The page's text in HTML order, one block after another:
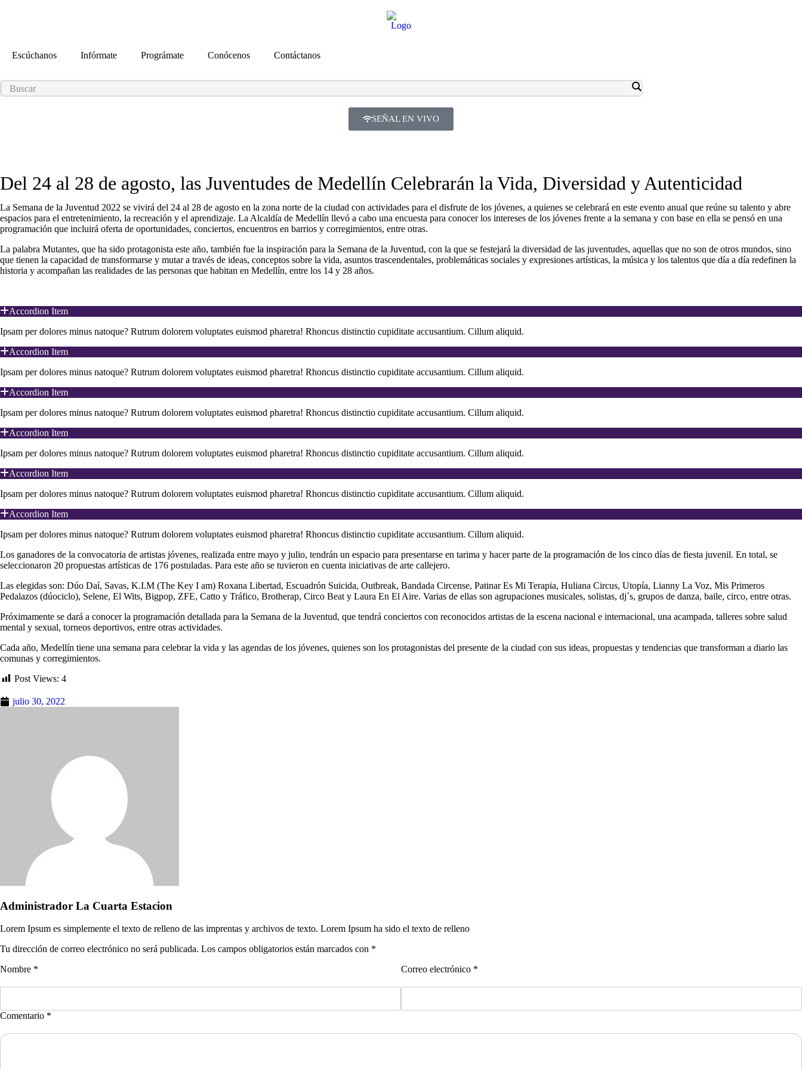
Escúchanos Infórmate Prográmate Conócenos Contáctanos
SEÑAL EN VIVO
Del 24 al 28 de agosto, las Juventudes de Medellín Celebrarán la Vida, Diversidad y Autenticidad
La Semana de la Juventud 2022 se vivirá del 24 al 28 de agosto en la zona norte de la ciudad con actividades para el disfrute de los jóvenes, a quienes se celebrará en este evento anual que reúne su talento y abre
espacios para el entretenimiento, la recreación y el aprendizaje. La Alcaldía de Medellín llevó a cabo una encuesta para conocer los intereses de los jóvenes frente a la semana y con base en ella se pensó en una
programación que incluirá oferta de oportunidades, conciertos, encuentros en barrios y corregimientos, entre otras.
La palabra Mutantes, que ha sido protagonista este año, también fue la inspiración para la Semana de la Juventud, con la que se festejará la diversidad de las juventudes, aquellas que no son de otros mundos, sino
que tienen la capacidad de transformarse y mutar a través de ideas, conceptos sobre la vida, asuntos trascendentales, problemáticas sociales y expresiones artísticas, la música y los talentos que día a día redefinen la
historia y acompañan las realidades de las personas que habitan en Medellín, entre los 14 y 28 años.
Accordion Item
Ipsam per dolores minus natoque? Rutrum dolorem voluptates euismod pharetra! Rhoncus distinctio cupiditate accusantium. Cillum aliquid.
Accordion Item
Ipsam per dolores minus natoque? Rutrum dolorem voluptates euismod pharetra! Rhoncus distinctio cupiditate accusantium. Cillum aliquid.
Accordion Item
Ipsam per dolores minus natoque? Rutrum dolorem voluptates euismod pharetra! Rhoncus distinctio cupiditate accusantium. Cillum aliquid.
Accordion Item
Ipsam per dolores minus natoque? Rutrum dolorem voluptates euismod pharetra! Rhoncus distinctio cupiditate accusantium. Cillum aliquid.
Accordion Item
Ipsam per dolores minus natoque? Rutrum dolorem voluptates euismod pharetra! Rhoncus distinctio cupiditate accusantium. Cillum aliquid.
Accordion Item
Ipsam per dolores minus natoque? Rutrum dolorem voluptates euismod pharetra! Rhoncus distinctio cupiditate accusantium. Cillum aliquid.
Los ganadores de la convocatoria de artistas jóvenes, realizada entre mayo y julio, tendrán un espacio para presentarse en tarima y hacer parte de la programación de los cinco días de fiesta juvenil. En total, se
seleccionaron 20 propuestas artísticas de 176 postuladas. Para este año se tuvieron en cuenta iniciativas de arte callejero.
Las elegidas son: Dúo Daí, Savas, K.I.M (The Key I am) Roxana Libertad, Escuadrón Suicida, Outbreak, Bandada Circense, Patinar Es Mi Terapia, Huliana Circus, Utopía, Lianny La Voz, Mis Primeros
Pedalazos (dúociclo), Selene, El Wits, Bigpop, ZFE, Catto y Tráfico, Brotherap, Circo Beat y Laura En El Aire. Varias de ellas son agrupaciones musicales, solistas, dj´s, grupos de danza, baile, circo, entre otras.
Próximamente se dará a conocer la programación detallada para la Semana de la Juventud, que tendrá conciertos con reconocidos artistas de la escena nacional e internacional, una acampada, talleres sobre salud
mental y sexual, torneos deportivos, entre otras actividades.
Cada año, Medellín tiene una semana para celebrar la vida y las agendas de los jóvenes, quienes son los protagonistas del presente de la ciudad con sus ideas, propuestas y tendencias que transforman a diario las
comunas y corregimientos.
Post Views: 4
julio 30, 2022
Administrador La Cuarta Estacion
Lorem Ipsum es simplemente el texto de relleno de las imprentas y archivos de texto. Lorem Ipsum ha sido el texto de relleno
Tu dirección de correo electrónico no será publicada. Los campos obligatorios están marcados con *
Nombre *
Correo electrónico *
Comentario *